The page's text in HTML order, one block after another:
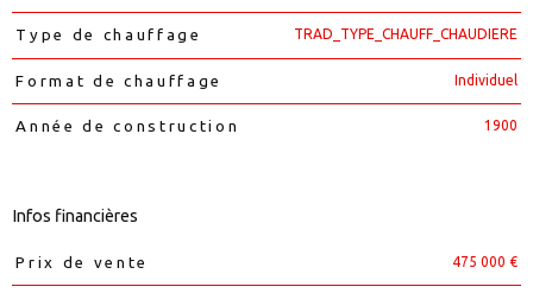
Type de chauffage TRAD_TYPE_CHAUFF_CHAUDIERE
Format de chauffage Individuel
Année de construction 1900
Infos financières
Caractéristiques Valeurs
Prix de vente 475 000 €